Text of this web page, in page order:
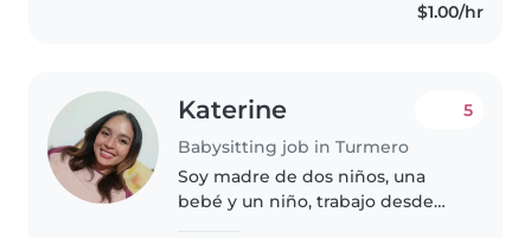
$1.00/hr
Katerine
Babysitting job in Turmero
5
Soy madre de dos niños, una
bebé y un niño, trabajo desde